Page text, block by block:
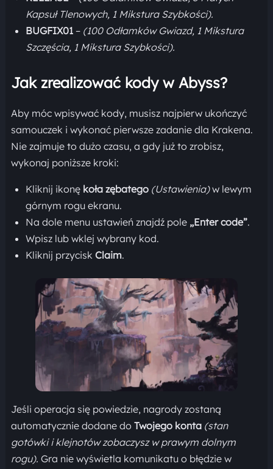
Kapsuł Tlenowych, 1 Mikstura Szybkości).
BUGFIX01– (100 Odłamków Gwiazd, 1 Mikstura
Szczęścia, 1 Mikstura Szybkości).
Jak zrealizować kody w Abyss?
Aby móc wpisywać kody, musisz najpierw ukończyć
samouczek i wykonać pierwsze zadanie dla Krakena.
Nie zajmuje to dużo czasu, a gdy już to zrobisz,
wykonaj poniższe kroki:
Kliknij ikonę koła zębatego (Ustawienia)w lewym
górnym rogu ekranu.
Na dole menu ustawień znajdź pole „Enter code”.
Wpisz lub wklej wybrany kod.
Kliknij przycisk Claim.
Jeśli operacja się powiedzie, nagrody zostaną
automatycznie dodane do Twojego konta (stan
gotówki i klejnotów zobaczysz w prawym dolnym
rogu). Gra nie wyświetla komunikatu o błędzie w